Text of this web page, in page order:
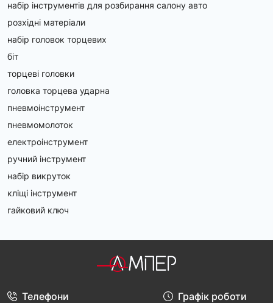
набір інструментів для розбирання салону авто
розхідні матеріали
набір головок торцевих
біт
торцеві головки
головка торцева ударна
пневмоінструмент
пневмомолоток
електроінструмент
ручний інструмент
набір викруток
кліщі інструмент
гайковий ключ
Телефони Графік роботи